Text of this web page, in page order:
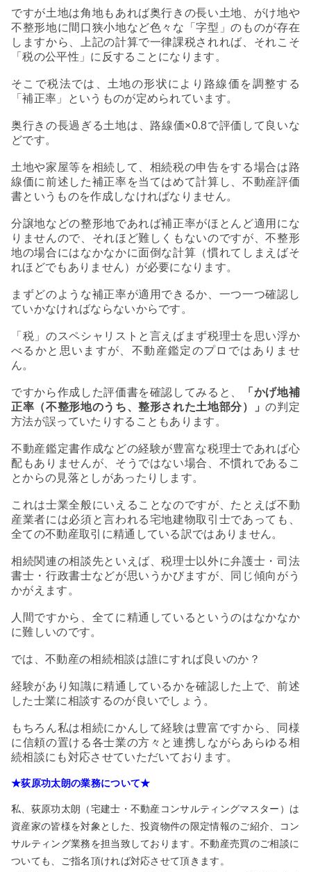
ですが土地は角地もあれば奥行きの長い土地、がけ地や
不整形地に間口狭小地など色々な「字型」のものが存在
しますから、上記の計算で一律課税されれば、それこそ
「税の公平性」に反することになります。
そこで税法では、土地の形状により路線価を調整する
「補正率」というものが定められています。
奥行きの長過ぎる土地は、路線価×0.8で評価して良いな
どです。
土地や家屋等を相続して、相続税の申告をする場合は路
線価に前述した補正率を当てはめて計算し、不動産評価
書というものを作成しなければなりません。
分譲地などの整形地であれば補正率がほとんど適用にな
りませんので、それほど難しくもないのですが、不整形
地の場合にはなかなかに面倒な計算（慣れてしまえばそ
れほどでもありません）が必要になります。
まずどのような補正率が適用できるか、一つ一つ確認し
ていかなければならないからです。
「税」のスペシャリストと言えばまず税理士を思い浮か
べるかと思いますが、不動産鑑定のプロではありませ
ん。
ですから作成した評価書を確認してみると、
「かげ地補
正率（不整形地のうち、整形された土地部分）」の判定
方法が誤っていたりすることもあります。
不動産鑑定書作成などの経験が豊富な税理士であれば心
配もありませんが、そうではない場合、不慣れであるこ
とからの見落としがあったりします。
これは士業全般にいえることなのですが、たとえば不動
産業者には必須と言われる宅地建物取引士であっても、
全ての不動産取引に精通している訳ではありません。
相続関連の相談先といえば、税理士以外に弁護士・司法
書士・行政書士などが思いうかびますが、同じ傾向がう
かがえます。
人間ですから、全てに精通しているというのはなかなか
に難しいのです。
では、不動産の相続相談は誰にすれば良いのか？
経験があり知識に精通しているかを確認した上で、前述
した士業に相談するのが良いでしょう。
もちろん私は相続にかんして経験は豊富ですから、同様
に信頼の置ける各士業の方々と連携しながらあらゆる相
続相談にも対応させていただいております。
★荻原功太朗の業務について★
私、荻原功太朗（宅建士・不動産コンサルティングマスター）は
資産家の皆様を対象とした、投資物件の限定情報のご紹介、コン
サルティング業務を担当致しております。不動産売買のご相談に
ついても、ご指名頂ければ対応させて頂きます。